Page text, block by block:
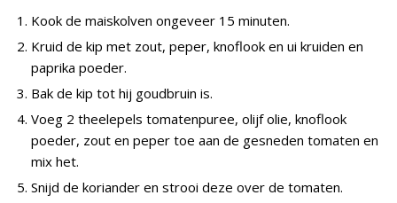
Kook de maiskolven ongeveer 15 minuten.
Kruid de kip met zout, peper, knoflook en ui kruiden en
paprika poeder.
Bak de kip tot hij goudbruin is.
Voeg 2 theelepels tomatenpuree, olijf olie, knoflook
poeder, zout en peper toe aan de gesneden tomaten en
mix het.
Snijd de koriander en strooi deze over de tomaten.